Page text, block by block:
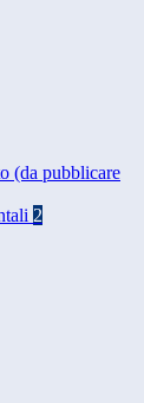
(da pubblicare
2